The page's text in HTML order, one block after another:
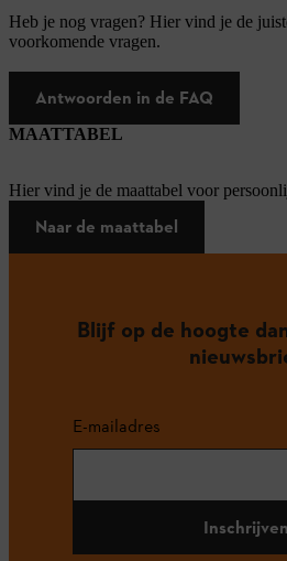
Heb je nog vragen? Hier vind je de
voorkomende vragen.
Antwoorden in de FAQ
MAATTABEL
Hier vind je de maattabel voor
Naar de maattabel
Blijf op de hoogte
E-mailadres
Inschrijven